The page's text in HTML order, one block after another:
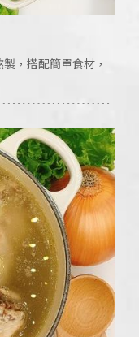
，搭配簡單食材，